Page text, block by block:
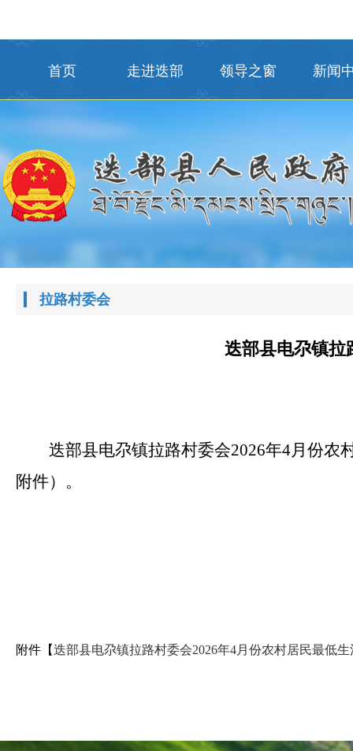
首页 走进迭部 领导之窗 新闻
拉路村委会
迭部县电尕镇拉
迭部县电尕镇拉路村委会2026年4月份农
附件）。
附件【迭部县电尕镇拉路村委会2026年4月份农村居民最低